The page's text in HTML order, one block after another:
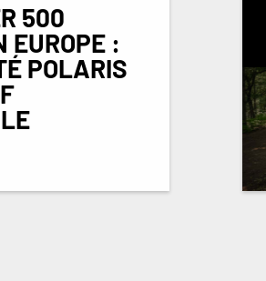
500
EUROPE :
POLARIS